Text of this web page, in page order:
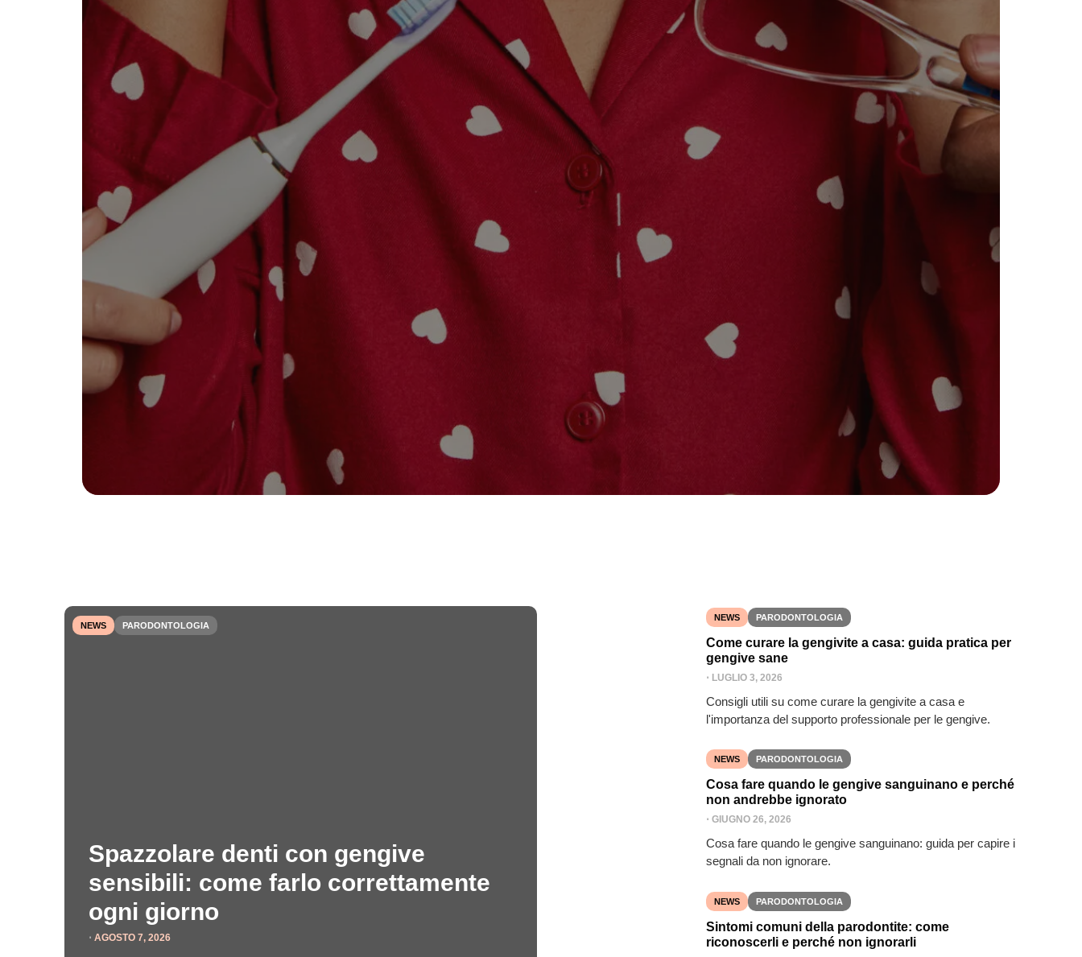
NEWS PARODONTOLOGIA
Spazzolare denti con gengive
sensibili: come farlo correttamente
ogni giorno
⋅ AGOSTO 7, 2026
NEWS PARODONTOLOGIA
Come curare la gengivite a casa: guida pratica per
gengive sane
⋅ LUGLIO 3, 2026
Consigli utili su come curare la gengivite a casa e
l'importanza del supporto professionale per le gengive.
NEWS PARODONTOLOGIA
Cosa fare quando le gengive sanguinano e perché
non andrebbe ignorato
⋅ GIUGNO 26, 2026
Cosa fare quando le gengive sanguinano: guida per capire i
segnali da non ignorare.
NEWS PARODONTOLOGIA
Sintomi comuni della parodontite: come
riconoscerli e perché non ignorarli